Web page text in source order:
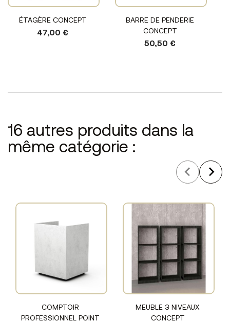
ÉTAGÈRE CONCEPT
47,00 €
BARRE DE PENDERIE
CONCEPT
50,50 €
16 autres produits dans la
même catégorie :
COMPTOIR
PROFESSIONNEL POINT
MEUBLE 3 NIVEAUX
CONCEPT